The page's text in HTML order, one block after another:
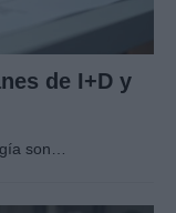
de I+D y
son…